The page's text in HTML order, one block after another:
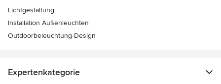
Lichtgestaltung
Installation Außenleuchten
Outdoorbeleuchtung-Design
Expertenkategorie